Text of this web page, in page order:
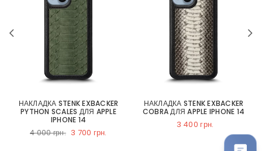
НАКЛАДКА STENK EXBACKER
PYTHON SCALES ДЛЯ APPLE
IPHONE 14
4 000 грн. 3 700 грн.
НАКЛАДКА STENK EXBACKER
COBRA ДЛЯ APPLE IPHONE 14
3 400 грн.